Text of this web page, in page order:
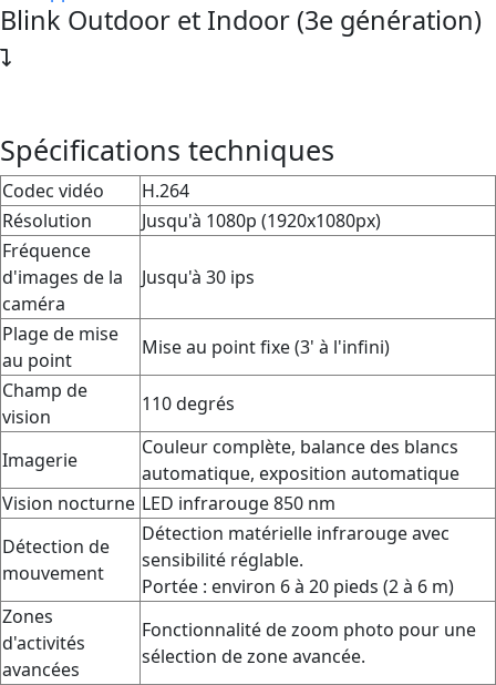
Blink Outdoor et Indoor (3e génération)
Spécifications techniques
Codec vidéo
H.264
Résolution
Jusqu'à 1080p (1920x1080px)
Fréquence
d'images de la
caméra
Jusqu'à 30 ips
Plage de mise
au point
Mise au point fixe (3' à l'infini)
Champ de
vision
110 degrés
Imagerie
Couleur complète, balance des blancs
automatique, exposition automatique
Vision nocturne LED infrarouge 850 nm
Détection de
mouvement
Détection matérielle infrarouge avec
sensibilité réglable.
Portée : environ 6 à 20 pieds (2 à 6 m)
Zones
d'activités
avancées
Fonctionnalité de zoom photo pour une
sélection de zone avancée.